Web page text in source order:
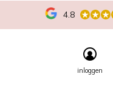
inloggen
4.8